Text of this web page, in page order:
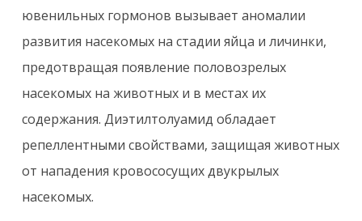
ювенильных гормонов вызывает аномалии
развития насекомых на стадии яйца и личинки,
предотвращая появление половозрелых
насекомых на животных и в местах их
содержания. Диэтилтолуамид обладает
репеллентными свойствами, защищая животных
от нападения кровососущих двукрылых
насекомых.